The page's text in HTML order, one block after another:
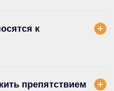
к
препятствием